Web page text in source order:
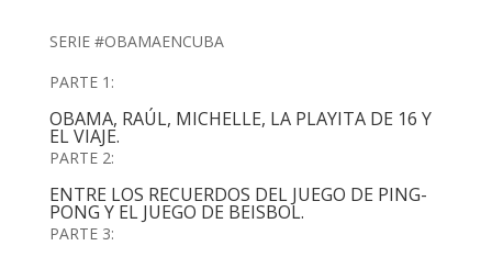
SERIE #OBAMAENCUBA
PARTE 1:
OBAMA, RAÚL, MICHELLE, LA PLAYITA DE 16 Y
EL VIAJE.
PARTE 2:
ENTRE LOS RECUERDOS DEL JUEGO DE PING-
PONG Y EL JUEGO DE BEISBOL.
PARTE 3: